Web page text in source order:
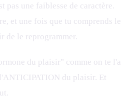
pas une faiblesse de caractère.
et une fois que tu comprends le
de le reprogrammer.
du plaisir" comme on te l'a
du plaisir. Et